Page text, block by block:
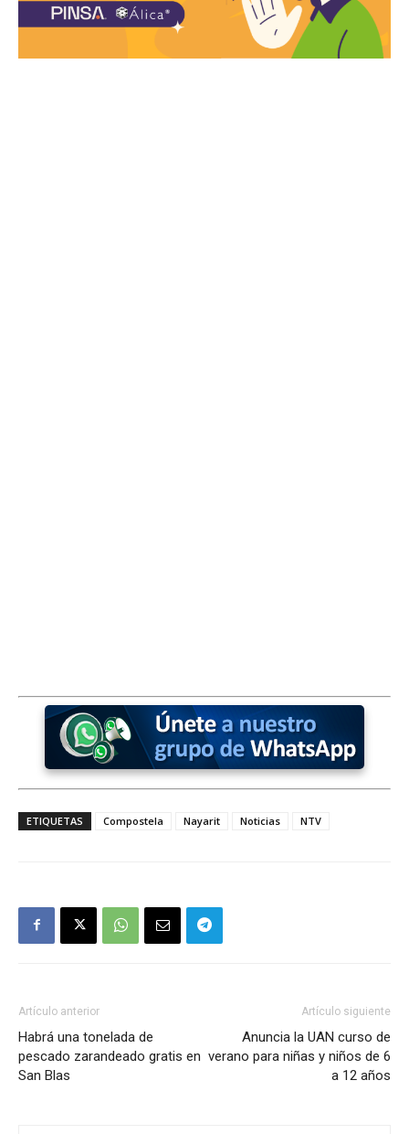
ETIQUETAS Compostela Nayarit Noticias NTV
Artículo anterior
Habrá una tonelada de
pescado zarandeado gratis en
San Blas
Artículo siguiente
Anuncia la UAN curso de
verano para niñas y niños de 6
a 12 años